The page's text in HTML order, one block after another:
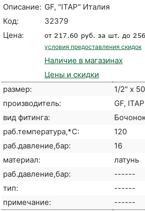
Описание: GF, "ITAP" Италия
Код:
32379
Цена:
условия предоставления скидок
Наличие в магазинах
Цены и скидки
размер:
1/2" x 50
производитель:
GF,
вид фитинга:
раб.температура,*С:
120
раб.давление,бар:
16
материал:
латунь
раб.давление,бар:
------
тип:
------
примечание:
------